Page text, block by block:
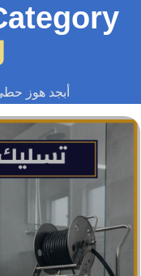
Category:
أبجد هوز